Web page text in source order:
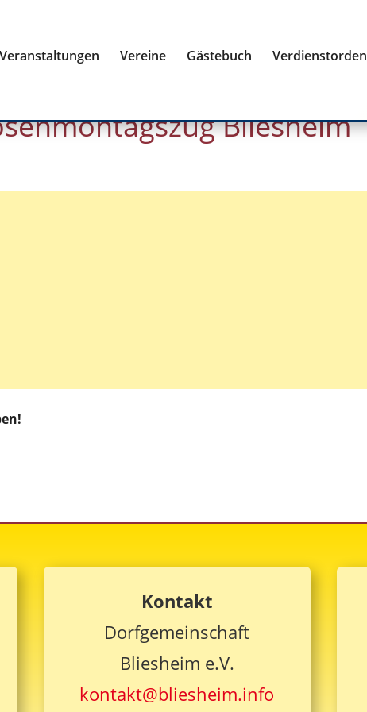
Veranstaltungen Vereine Gästebuch Verdienstorden
Bliesheim
Kontakt
Dorfgemeinschaft
Bliesheim e.V.
kontakt@bliesheim.info